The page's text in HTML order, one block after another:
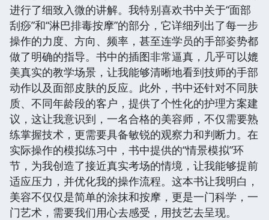
进行了细致入微的讲解。我特别喜欢书中关于“面部
刮痧”和“淋巴排毒按摩”的部分，它详细列出了每一步
操作的力度、方向、频率，甚至连学员的手部姿势都
做了明确的指导。书中的插图非常逼真，几乎可以媲
美真实的教学场景，让我能够清晰地看到技师的手部
动作以及面部皮肤的反应。此外，书中还针对不同肤
质、不同年龄段的客户，提供了个性化的护理方案建
议，这让我意识到，一名合格的美容师，不仅需要熟
练掌握技术，更需要具备敏锐的观察力和判断力。在
实际操作的模拟练习中，书中提供的“情景模拟”环
节，为我创造了接近真实考场的情境，让我能够提前
适应压力，并优化我的操作流程。这本书让我明白，
美容不仅仅是简单的涂抹和按摩，更是一门科学，一
门艺术，需要我们用心去感受，用技艺去呈现。